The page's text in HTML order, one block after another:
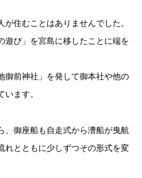
住むことはありませんでした。
遊び」を宮島に移したことに端を
御前神社」を発して御本社や他の
ます。
、御座船も自走式から漕船が曳航
れとともに少しずつその形式を変